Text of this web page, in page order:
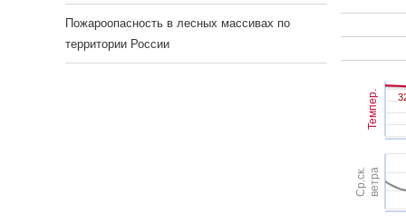
Темпер.
Ср.ск.ветра
Пожароопасность в лесных массивах по
территории России